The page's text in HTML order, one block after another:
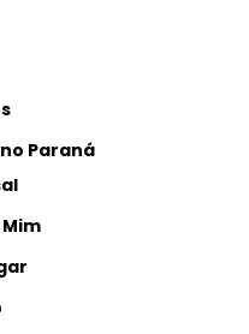
Paraná